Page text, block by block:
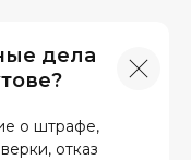
дела
о штрафе,
отказ